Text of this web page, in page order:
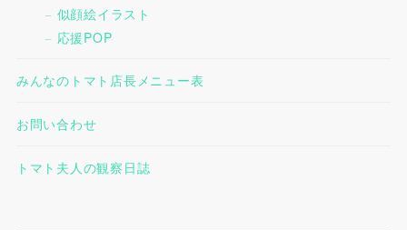
似顔絵イラスト
応援POP
みんなのトマト店長メニュー表
お問い合わせ
トマト夫人の観察日誌